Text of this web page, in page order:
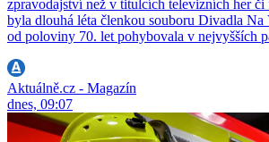
zpravodajství než v titulcích televizních her
byla dlouhá léta členkou souboru Divadla Na
od poloviny 70. let pohybovala v nejvyšších
Aktuálně.cz - Magazín
dnes, 09:07